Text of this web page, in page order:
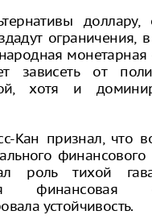
доллару,
ограничения,
монетарная
зависеть от
хотя и
Кан признал, что
финансового
роль тихой
финансовая
устойчивость.